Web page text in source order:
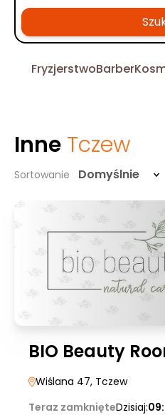
FryzjerstwoBarber
Inne Tczew
Sortowanie Domyślnie
BIO Beauty
Wiślana 47, Tczew
Teraz zamknięteDzisiaj: